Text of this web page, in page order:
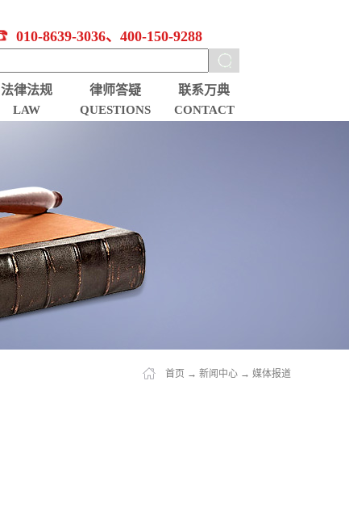
010-8639-3036、400-150-9288
法律法规
LAW
律师答疑
QUESTIONS
联系万典
CONTACT
首页 → 新闻中心 → 媒体报道